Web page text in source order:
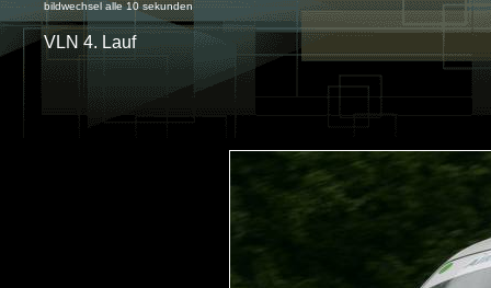
bildwechsel alle 10 sekunden
VLN 4. Lauf